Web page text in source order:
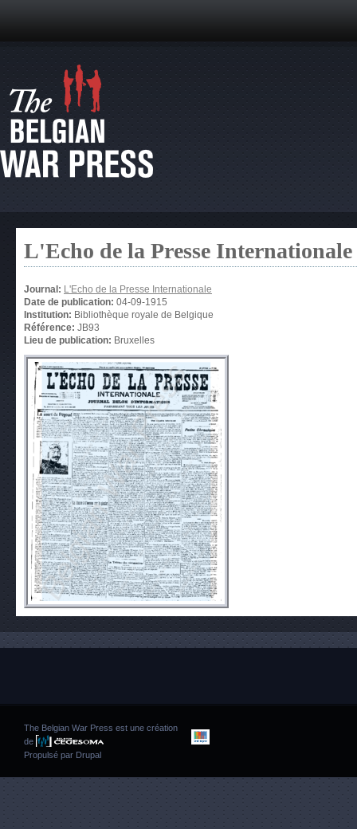
L'Echo de la Presse Internationale
Journal: L'Echo de la Presse Internationale
Date de publication: 04-09-1915
Institution: Bibliothèque royale de Belgique
Référence: JB93
Lieu de publication: Bruxelles
The Belgian War Press est une création
de
Propulsé par Drupal